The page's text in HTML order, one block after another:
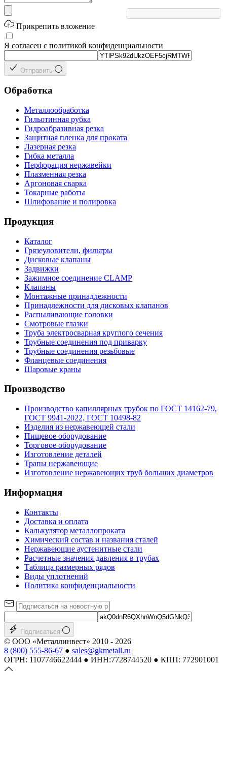
Прикрепить вложение
Я согласен с политикой конфиденциальности
Отправить
Обработка
Металлообработка
Гильотинная рубка
Гидроабразивная резка
Защитная пленка для проката
Лазерная резка
Гибка металла
Перфорация нержавейки
Плазменная резка
Аргоновая сварка
Токарные работы
Шлифование и полировка
Продукция
Каталог
Грязеуловители, фильтры
Дисковые клапаны
Задвижки
Зажимное соединение CLAMP
Клапаны
Монтажные принадлежности
Принадлежности для дисковых клапанов
Распыливающие головки
Смотровые глазки
Труба электросварная круглого сечения
Трубные соединения под приварку
Трубные соединения резьбовые
Фланцевые соединения
Шаровые краны
Производство
Производство капиллярных трубок по ГОСТ 14162-79,
ГОСТ 9941-2022, ГОСТ 10498-82
Изделия из нержавеющей стали
Пищевое оборудование
Торговое оборудование
Изготовление деталей
Трапы нержавеющие
Изготовление нержавеющих труб больших диаметров
Информация
Контакты
Доставка и оплата
Калькулятор металлопроката
Химический состав и названия сталей
Нержавеющие аустенитные стали
Расчетные значения давления в трубах
Таблица размерных рядов
Виды уплотнений
Политика конфиденциальности
Подписаться
© ООО «Металлинвест» 2010 - 2026
8 (800) 555-86-67 ● sales@gkmetall.ru
ОГРН: 1107746622444 ● ИНН:7728744520 ● КПП: 772901001